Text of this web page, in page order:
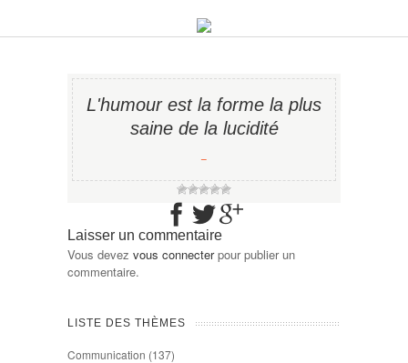
L'humour est la forme la plus
saine de la lucidité
−
Laisser un commentaire
Vous devez vous connecterpour publier un
commentaire.
LISTE DES THÈMES
Communication (137)